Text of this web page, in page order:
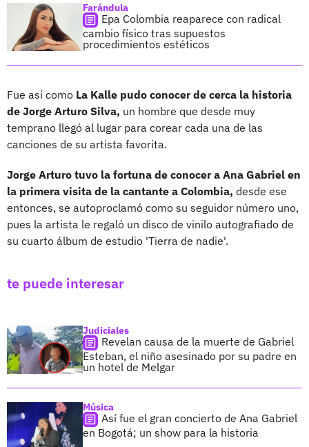
Farándula
Epa Colombia reaparece con radical
cambio físico tras supuestos
procedimientos estéticos
Fue así como La Kalle pudo conocer de cerca la historia
de Jorge Arturo Silva, un hombre que desde muy
temprano llegó al lugar para corear cada una de las
canciones de su artista favorita.
Jorge Arturo tuvo la fortuna de conocer a Ana Gabriel en
la primera visita de la cantante a Colombia, desde ese
entonces, se autoproclamó como su seguidor número uno,
pues la artista le regaló un disco de vinilo autografiado de
su cuarto álbum de estudio 'Tierra de nadie'.
te puede interesar
Judiciales
Revelan causa de la muerte de Gabriel
Esteban, el niño asesinado por su padre en
un hotel de Melgar
Música
Así fue el gran concierto de Ana Gabriel
en Bogotá; un show para la historia